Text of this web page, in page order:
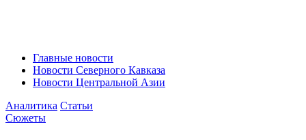
Главные новости
Новости Северного Кавказа
Новости Центральной Азии
Аналитика Статьи
Сюжеты